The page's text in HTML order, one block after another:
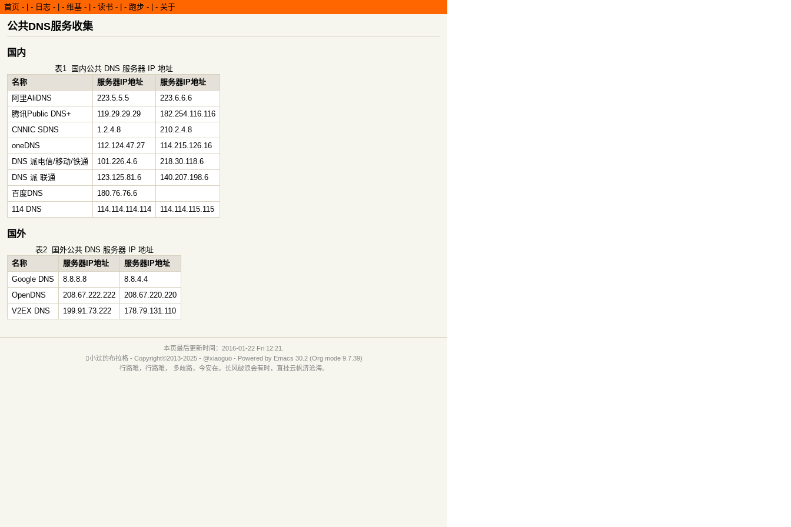
首页 - 日志 - 维基 - 读书 - 跑步 - 关于
公共DNS服务收集
国内
表1
国内公共 DNS 服务器 IP 地址
名称
服务器IP地址
服务器IP地址
阿里AliDNS
223.5.5.5
223.6.6.6
腾讯Public DNS+
119.29.29.29
182.254.116.116
CNNIC SDNS
1.2.4.8
210.2.4.8
oneDNS
112.124.47.27
114.215.126.16
DNS 派电信/移动/铁通
101.226.4.6
218.30.118.6
DNS 派 联通
123.125.81.6
140.207.198.6
百度DNS
180.76.76.6
114 DNS
114.114.114.114 114.114.115.115
国外
表2
国外公共 DNS 服务器 IP 地址
名称
服务器IP地址
服务器IP地址
Google DNS
8.8.8.8
8.8.4.4
OpenDNS
208.67.222.222
208.67.220.220
V2EX DNS
199.91.73.222 178.79.131.110
本页最后更新时间：2016-01-22 Fri 12:21.
小过的布拉格- Copyright©2013-2025 - @xiaoguo- Powered by Emacs 30.2 (Orgmode 9.7.39)
行路难，行路难， 多歧路，今安在。长风破浪会有时，直挂云帆济沧海。